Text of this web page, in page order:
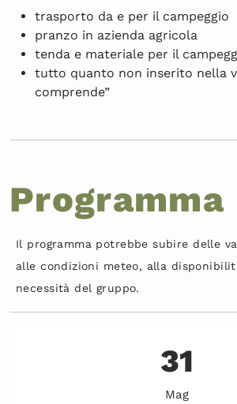
trasporto da e per il campeggio
pranzo in azienda agricola
tenda e materiale per il
tutto quanto non inserito nella
comprende”
Programma
Il programma potrebbe subire delle
alle condizioni meteo, alla
necessità del gruppo.
31
Mag